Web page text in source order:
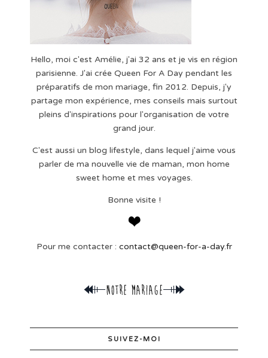
Hello, moi c'est Amélie, j'ai 32 ans et je vis en région
parisienne. J'ai crée Queen For A Day pendant les
préparatifs de mon mariage, fin 2012. Depuis, j'y
partage mon expérience, mes conseils mais surtout
pleins d'inspirations pour l'organisation de votre
grand jour.
C'est aussi un blog lifestyle, dans lequel j'aime vous
parler de ma nouvelle vie de maman, mon home
sweet home et mes voyages.
Bonne visite !
Pour me contacter : contact@queen-for-a-day.fr
SUIVEZ-MOI